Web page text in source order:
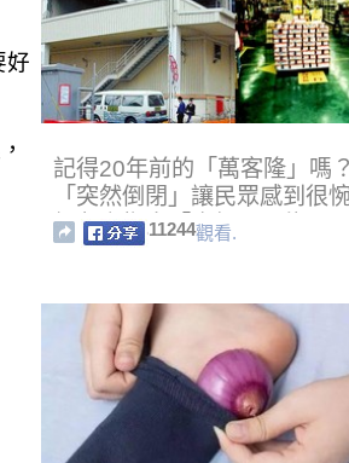
好
記得20年前的「萬客隆」嗎
「突然倒閉」讓民眾感到很
網友竟指出「真相」可能是...
11244觀看.